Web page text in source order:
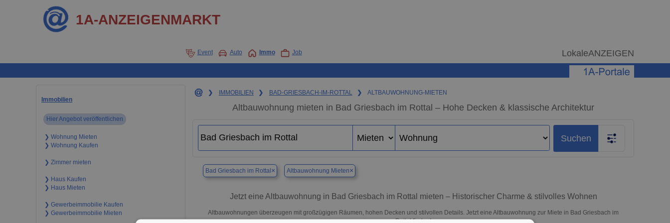
1A-ANZEIGENMARKT
Event Auto Immo Job LokaleANZEIGEN
Immobilien
Hier Angebot veröffentlichen
❯ Wohnung Mieten
❯ Wohnung Kaufen
❯ Zimmer mieten
❯ Haus Kaufen
❯ Haus Mieten
❯ Gewerbeimmobilie Kaufen
❯ Gewerbeimmobilie Mieten
❯ IMMOBILIEN ❯ BAD-GRIESBACH-IM-ROTTAL ❯ ALTBAUWOHNUNG-MIETEN
Altbauwohnung mieten in Bad Griesbach im Rottal – Hohe Decken & klassische Architektur
Suchen
Bad Griesbach im Rottal× Altbauwohnung Mieten×
Jetzt eine Altbauwohnung in Bad Griesbach im Rottal mieten – Historischer Charme & stilvolles Wohnen
Altbauwohnungen überzeugen mit großzügigen Räumen, hohen Decken und stilvollen Details. Jetzt eine Altbauwohnung zur Miete in Bad Griesbach im
Rottal finden!